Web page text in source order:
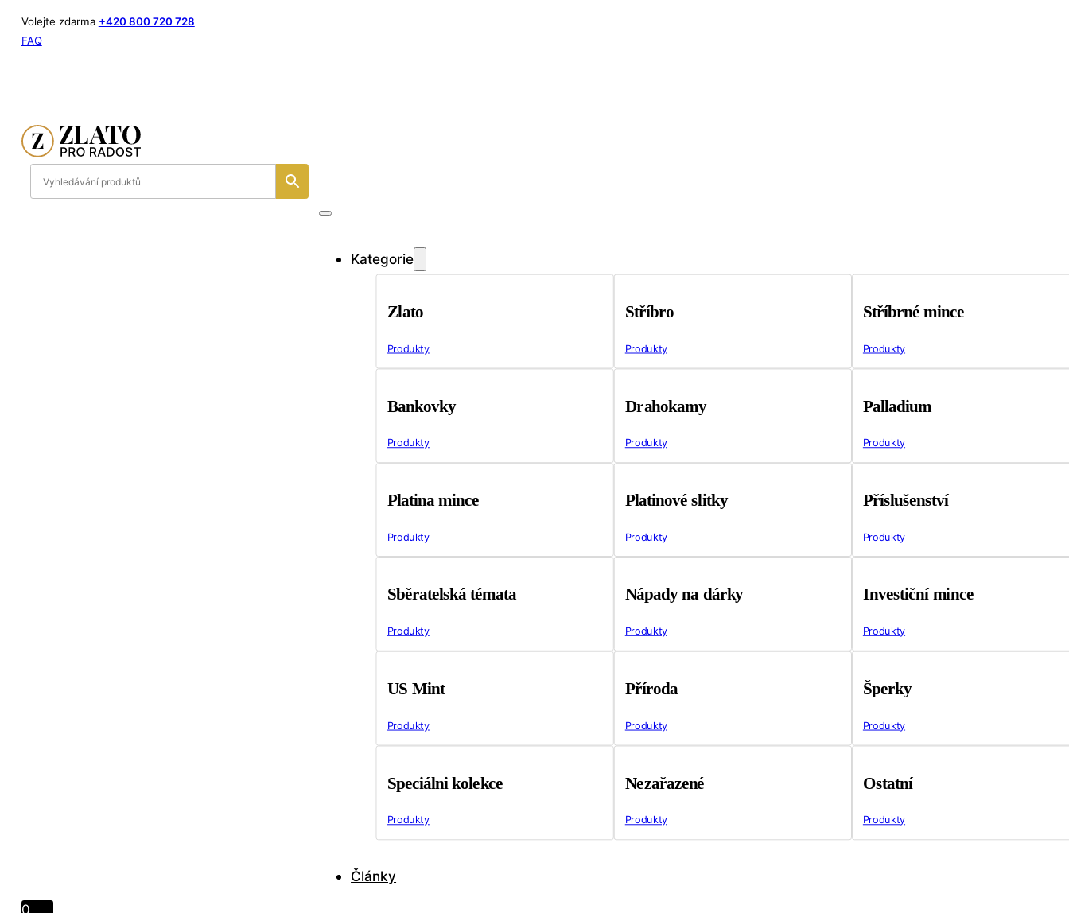
Volejte zdarma +420 800 720 728
FAQ
Kategorie
Zlato
Produkty
Stříbro
Produkty
Stříbrné mince
Produkty
Bankovky
Produkty
Drahokamy
Produkty
Palladium
Produkty
Platina mince
Produkty
Platinové slitky
Produkty
Příslušenství
Produkty
Sběratelská témata
Produkty
Nápady na dárky
Produkty
Investiční mince
Produkty
US Mint
Produkty
Příroda
Produkty
Šperky
Produkty
Speciálni kolekce
Produkty
Nezařazené
Produkty
Ostatní
Produkty
Články
0